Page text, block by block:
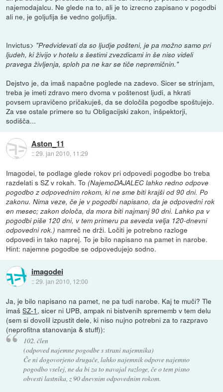
najemodajalcu. Ne glede na to, ali je to izrecno zapisano v pogodbi
ali ne, je goljufija še vedno goljufija.
Invictus> "Predvidevati da so ljudje pošteni, je pa možno samo pri
ljudeh, ki živijo v hotelu s šestimi zvezdicami in še niso videli
pravega življenja, sploh pa ne kar se tiče nepremičnin."
Dejstvo je, da imaš napačne poglede na zadevo. Sicer se strinjam,
treba je imeti zdravo mero dvoma v poštenost ljudi, a hkrati
povsem upravičeno pričakuješ, da se določila pogodbe spoštujejo.
Za vse ostale primere so tu Obligacijski zakon, inšpektorji,
sodišča...
Aston_11
::29. jan 2010, 11:29
Imagodei, te podlage glede rokov pri odpovedi pogodbe bo treba
razdelati s SZ v rokah. To(NajemoDAJALEC lahko redno odpove
pogodbo z odpovednim rokom, ki ne sme biti krajši od 90 dni. Po
zakonu. Nima veze, če je v pogodbi napisano, da je odpovedni rok
en mesec; zakon določa, da mora biti najmanj 90 dni. Lahko pa v
pogodbi piše 120 dni, v tem primeru pa seveda velja 120-dnevni
odpovedni rok.) namreč ne drži. Ločiti je potrebno razloge
odpovedi in tako naprej. To je bilo napisano na pamet in narobe.
Hint: najemne pogodbe se odpovedujejo sodno.
imagodei
::29. jan 2010, 12:00
Ja, je bilo napisano na pamet, ne pa tudi narobe. Kaj te muči? Tle
imašSZ-1 , sicer ni UPB, ampak ni bistvenih sprememb v tem delu
(sem si dovolil izpustit dele, ki niso nujno potrebni za to razpravo
(neprofitna stanovanja & stuff)):
102. člen
(odpoved najemne pogodbe s strani najemnika)
Če ni dogovorjeno drugače, lahko najemnik odpove najemno
pogodbo vselej, ne da bi za to navajal razloge, če o tem pisno
obvesti lastnika, z 90 dnevnim odpovednim rokom.